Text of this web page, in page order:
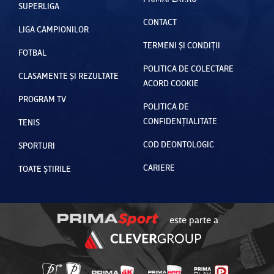
SUPERLIGA
LIGA CAMPIONILOR
FOTBAL
CLASAMENTE ȘI REZULTATE
PROGRAM TV
TENIS
SPORTURI
TOATE ȘTIRILE
CONTACT
TERMENI ȘI CONDIȚII
POLITICA DE COLECTARE
ACORD COOKIE
POLITICA DE
CONFIDENȚIALITATE
COD DEONTOLOGIC
CARIERE
este parte a